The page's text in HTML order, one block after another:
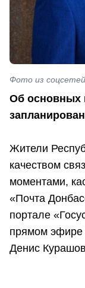
Фото из
Об основных
Жители
качеством
моментами,
«Почта
портале
прямом эфире
Денис